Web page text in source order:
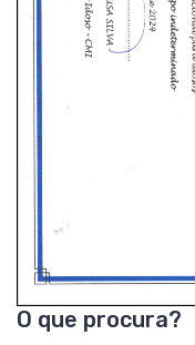
O que procura?